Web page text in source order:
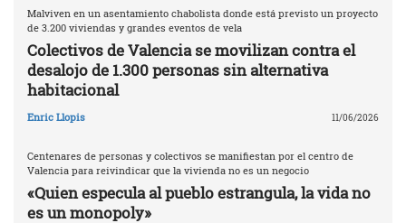
Malviven en un asentamiento chabolista donde está previsto un proyecto
de 3.200 viviendas y grandes eventos de vela
Colectivos de Valencia se movilizan contra el
desalojo de 1.300 personas sin alternativa
habitacional
Enric Llopis 11/06/2026
Centenares de personas y colectivos se manifiestan por el centro de
Valencia para reivindicar que la vivienda no es un negocio
«Quien especula al pueblo estrangula, la vida no
es un monopoly»